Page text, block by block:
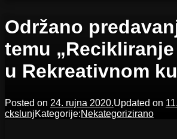
Održano
temu
u Rekreativnom
Posted on 24. rujna 2020.Updated on
ckslunjKategorije:Nekategorizirano